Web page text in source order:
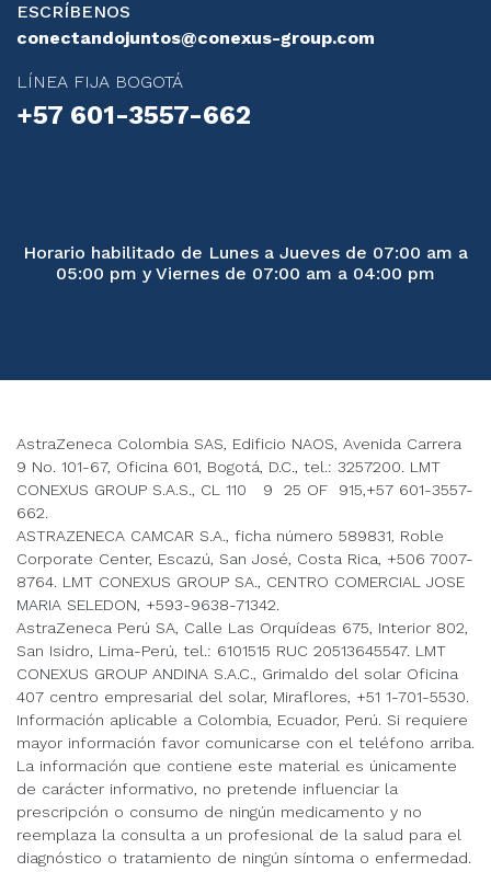
ESCRÍBENOS
conectandojuntos@conexus-group.com
LÍNEA FIJA BOGOTÁ
+57 601-3557-662
Horario habilitado de Lunes a Jueves de 07:00 am a
05:00 pm y Viernes de 07:00 am a 04:00 pm
AstraZeneca Colombia SAS, Edificio NAOS, Avenida Carrera
9 No. 101-67, Oficina 601, Bogotá, D.C., tel.: 3257200. LMT
CONEXUS GROUP S.A.S., CL 110 9 25 OF 915,+57 601-3557-
662.
ASTRAZENECA CAMCAR S.A., ficha número 589831, Roble
Corporate Center, Escazú, San José, Costa Rica, +506 7007-
8764. LMT CONEXUS GROUP SA., CENTRO COMERCIAL JOSE
MARIA SELEDON, +593-9638-71342.
AstraZeneca Perú SA, Calle Las Orquídeas 675, Interior 802,
San Isidro, Lima-Perú, tel.: 6101515 RUC 20513645547. LMT
CONEXUS GROUP ANDINA S.A.C., Grimaldo del solar Oficina
407 centro empresarial del solar, Miraflores, +51 1-701-5530.
Información aplicable a Colombia, Ecuador, Perú. Si requiere
mayor información favor comunicarse con el teléfono arriba.
La información que contiene este material es únicamente
de carácter informativo, no pretende influenciar la
prescripción o consumo de ningún medicamento y no
reemplaza la consulta a un profesional de la salud para el
diagnóstico o tratamiento de ningún síntoma o enfermedad.